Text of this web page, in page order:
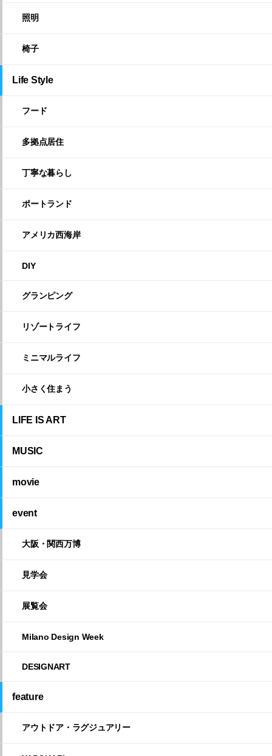
照明
椅子
Life Style
フード
多拠点居住
丁寧な暮らし
ポートランド
アメリカ西海岸
DIY
グランピング
リゾートライフ
ミニマルライフ
小さく住まう
LIFE IS ART
MUSIC
movie
event
大阪・関西万博
見学会
展覧会
Milano Design Week
DESIGNART
feature
アウトドア・ラグジュアリー